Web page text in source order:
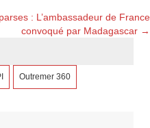
: L’ambassadeur de France
convoqué par Madagascar →
Outremer 360